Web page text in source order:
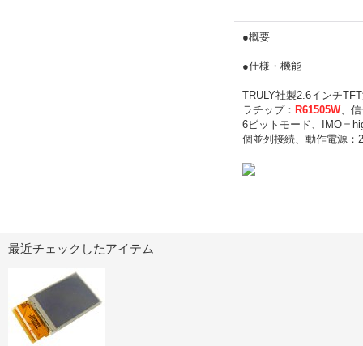
●概要
●仕様・機能
TRULY社製2.6インチ
ラチップ： R61505W、
6ビットモード、IMO＝
個並列接続、動作電源：
最近チェックしたアイテム